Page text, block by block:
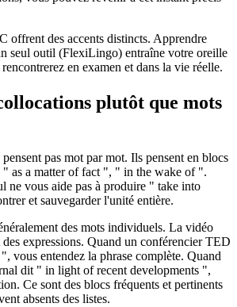
offrent des accents distincts. Apprendre
seul outil (FlexiLingo) entraîne votre oreille
en examen et dans la vie réelle.
plutôt que mots
pas mot par mot. Ils pensent en blocs
as a matter of fact ", " in the wake of ".
ne vous aide pas à produire " take into
et sauvegarder l'unité entière.
des mots individuels. La vidéo
des expressions. Quand un conférencier TED
vous entendez la phrase complète. Quand
dit " in light of recent developments ",
Ce sont des blocs fréquents et pertinents
absents des listes.